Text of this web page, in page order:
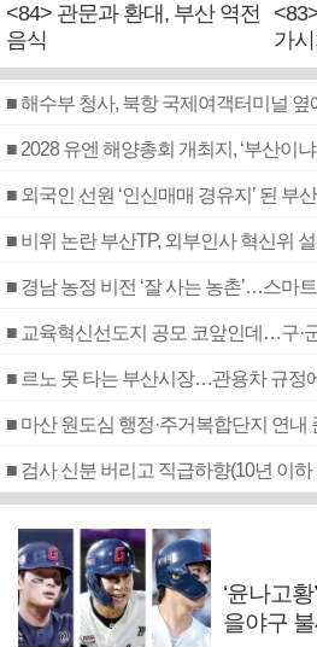
<84> 관문과 환대, 부산 역전
음식
가시
■ 해수부 청사, 북항 국제여객터미널 옆
■ 2028 유엔 해양총회 개최지, ‘부산이
■ 외국인 선원 ‘인신매매 경유지’ 된 부
■ 비위 논란 부산TP, 외부인사 혁신위 설
■ 경남 농정 비전 ‘잘 사는 농촌’…스마
■ 교육혁신선도지 공모 코앞인데…구·
■ 르노 못 타는 부산시장…관용차 규정
■ 마산 원도심 행정·주거복합단지 연내
‘윤나고
을야구